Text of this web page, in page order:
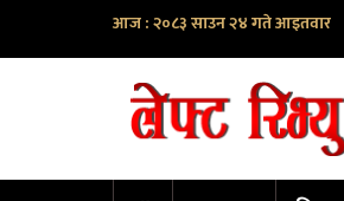
आज : २०८३ साउन २४ गते आइतवार